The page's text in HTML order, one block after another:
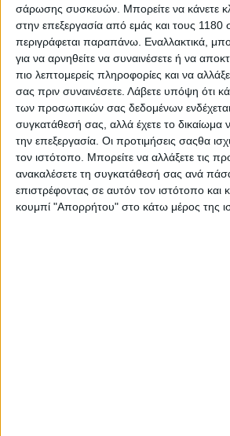
σάρωσης συσκευών. Μπορείτε να κάνετε
στην επεξεργασία από εμάς και τους
περιγράφεται παραπάνω. Εναλλακτικά,
για να αρνηθείτε να συναινέσετε ή να
πιο λεπτομερείς πληροφορίες και να
σας πριν συναινέσετε. Λάβετε υπόψη ότι
των προσωπικών σας δεδομένων ενδέχεται
συγκατάθεσή σας, αλλά έχετε το δικαίωμα
την επεξεργασία. Οι προτιμήσεις σαςθα
τον ιστότοπο. Μπορείτε να αλλάξετε τις
ανακαλέσετε τη συγκατάθεσή σας ανά
επιστρέφοντας σε αυτόν τον ιστότοπο και
κουμπί "Απορρήτου" στο κάτω μέρος της
Ο Martin είχε ήδη χάσει τις
προετοιμασίας και τους πρώτους
λόγω τραυματισμών σε καρπό και
σοβαρά ατυχήματα, το πρώτο κατά
του τεστ στη Sepang και το
Supermoto.
Παρά την επιστροφή του στις δύο
πρόσφατες ιατρικές εξετάσεις δεν
ακόμα να συμμετάσχει στο ερχόμενο